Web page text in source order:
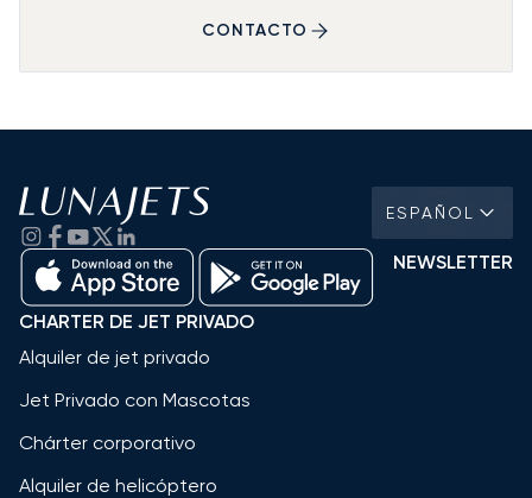
CONTACTO
ESPAÑOL
NEWSLETTER
CHARTER DE JET PRIVADO
Alquiler de jet privado
Jet Privado con Mascotas
Chárter corporativo
Alquiler de helicóptero